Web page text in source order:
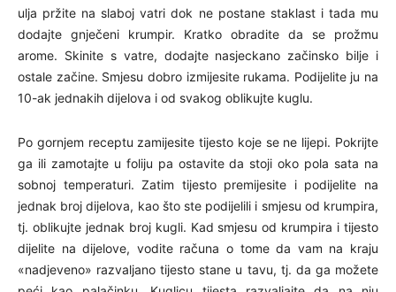
ulja pržite na slaboj vatri dok ne postane staklast i tada mu
dodajte gnječeni krumpir. Kratko obradite da se prožmu
arome. Skinite s vatre, dodajte nasjeckano začinsko bilje i
ostale začine. Smjesu dobro izmijesite rukama. Podijelite ju na
10-ak jednakih dijelova i od svakog oblikujte kuglu.
Po gornjem receptu zamijesite tijesto koje se ne lijepi. Pokrijte
ga ili zamotajte u foliju pa ostavite da stoji oko pola sata na
sobnoj temperaturi. Zatim tijesto premijesite i podijelite na
jednak broj dijelova, kao što ste podijelili i smjesu od krumpira,
tj. oblikujte jednak broj kugli. Kad smjesu od krumpira i tijesto
dijelite na dijelove, vodite računa o tome da vam na kraju
«nadjeveno» razvaljano tijesto stane u tavu, tj. da ga možete